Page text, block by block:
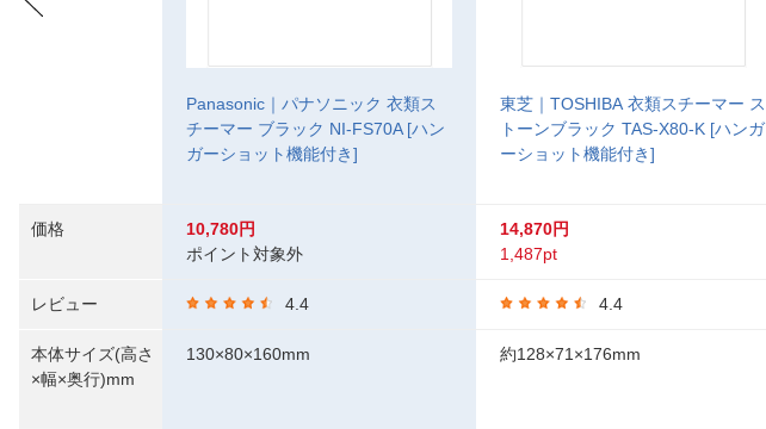
価格
レビュー
本体サイズ(高さ
×幅×奥行)mm
Panasonic｜パナソニック 衣類ス
チーマー ブラック NI-FS70A [ハン
ガーショット機能付き]
10,780円
ポイント対象外
4.4
130×80×160mm
東芝｜TOSHIBA 衣類スチーマー ス
トーンブラック TAS-X80-K [ハンガ
ーショット機能付き]
14,870円
1,487pt
4.4
約128×71×176mm